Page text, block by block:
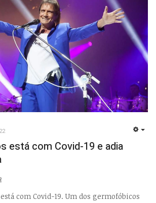
está com Covid-19 e adia
está com Covid-19. Um dos germofóbicos